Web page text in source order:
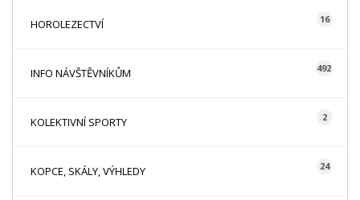
HOROLEZECTVÍ 16
INFO NÁVŠTĚVNÍKŮM 492
KOLEKTIVNÍ SPORTY 2
KOPCE, SKÁLY, VÝHLEDY 24